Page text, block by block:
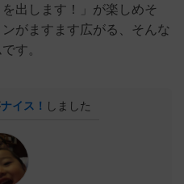
出します！」が楽しめそ
がますます広がる、そんな
す。
ナイス！ しました